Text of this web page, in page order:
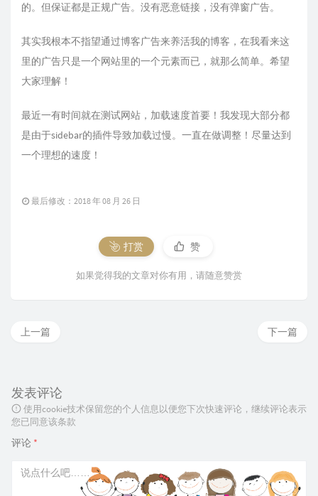
的。但保证都是正规广告。没有恶意链接，没有弹窗广告。
其实我根本不指望通过博客广告来养活我的博客，在我看来这
里的广告只是一个网站里的一个元素而已，就那么简单。希望
大家理解！
最近一有时间就在测试网站，加载速度首要！我发现大部分都
是由于sidebar的插件导致加载过慢。一直在做调整！尽量达到
一个理想的速度！
最后修改：2018 年 08 月 26 日
打赏 赞
如果觉得我的文章对你有用，请随意赞赏
下一篇
上一篇
发表评论
使用cookie技术保留您的个人信息以便您下次快速评论，继续评论表示
您已同意该条款
评论 *